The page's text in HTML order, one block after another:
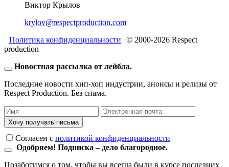
Виктор Крылов
krylov@respectproduction.com
Политика конфиденциальности
© 2000-2026 Respect
production
Новостная рассылка от лейбла.
Последние новости хип-хоп индустрии, анонсы и релизы от
Respect Production. Без спама.
Хочу получать письма
Согласен c политикой конфиденциальности
Одобряем! Подписка – дело благородное.
Позаботимся о том, чтобы вы всегда были в курсе последних